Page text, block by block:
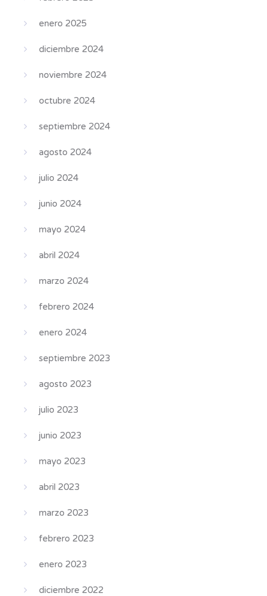
enero 2025
diciembre 2024
noviembre 2024
octubre 2024
septiembre 2024
agosto 2024
julio 2024
junio 2024
mayo 2024
abril 2024
marzo 2024
febrero 2024
enero 2024
septiembre 2023
agosto 2023
julio 2023
junio 2023
mayo 2023
abril 2023
marzo 2023
febrero 2023
enero 2023
diciembre 2022